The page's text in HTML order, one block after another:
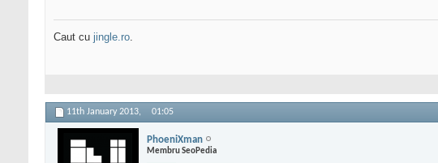
Caut cu jingle.ro.
11th January 2013, 01:05
PhoeniXman
Membru SeoPedia